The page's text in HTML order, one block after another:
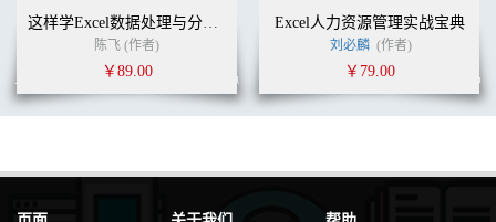
陈飞 (作者)
￥89.00
Excel人力资源管理实战宝典
刘必麟 (作者)
￥79.00